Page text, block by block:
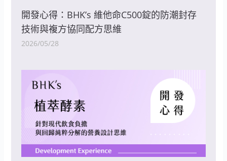
開發心得：BHK’s 維他命C500錠的防潮封存
技術與複方協同配方思維
2026/05/28